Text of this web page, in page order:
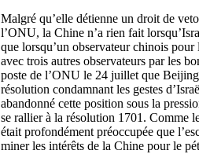
Malgré qu’elle détienne un droit de
l’ONU, la Chine n’a rien fait
que lorsqu’un observateur chinois
avec trois autres observateurs par les
poste de l’ONU le 24 juillet que Beijing
résolution condamnant les gestes
abandonné cette position sous la
se rallier à la résolution 1701. Comme
était profondément préoccupée que
miner les intérêts de la Chine pour le